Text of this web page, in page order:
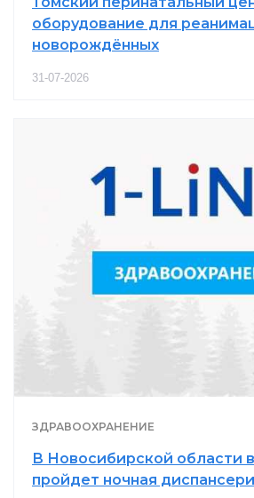
оборудование для
новорождённых
31-07-2026
ЗДРАВООХРАНЕНИЕ
В Новосибирской области
пройдет ночная